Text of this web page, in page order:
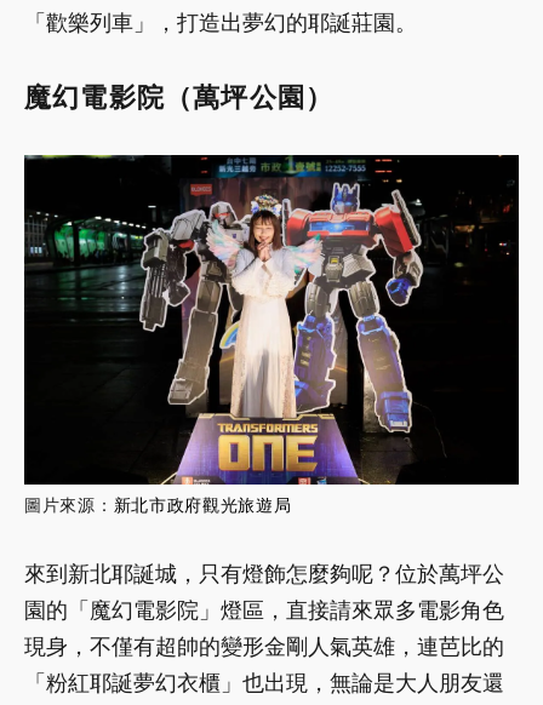
「歡樂列車」，打造出夢幻的耶誕莊園。
魔幻電影院（萬坪公園）
圖片來源： 新北市政府觀光旅遊局
來到新北耶誕城，只有燈飾怎麼夠呢？位於萬坪公
園的「魔幻電影院」燈區，直接請來眾多電影角色
現身，不僅有超帥的變形金剛人氣英雄，連芭比的
「粉紅耶誕夢幻衣櫃」也出現，無論是大人朋友還